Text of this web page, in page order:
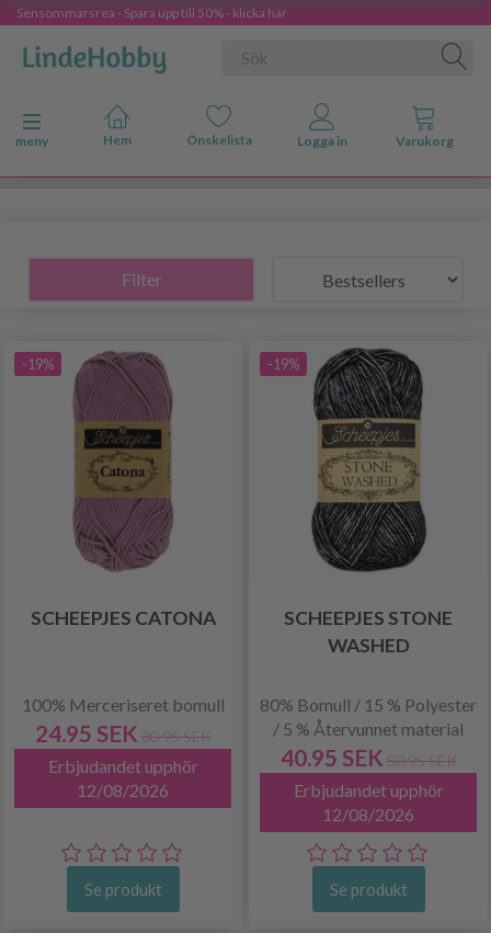
Sensommarsrea - Spara upp till 50% - klicka här
Ändra navigering
meny
Filter
-19%
SCHEEPJES CATONA
100% Merceriseret bomull
24.95 SEK 30.95 SEK
Erbjudandet upphör
12/08/2026
Se produkt
-19%
SCHEEPJES STONE
WASHED
80% Bomull / 15 % Polyester
/ 5 % Återvunnet material
40.95 SEK 50.95 SEK
Erbjudandet upphör
12/08/2026
Se produkt